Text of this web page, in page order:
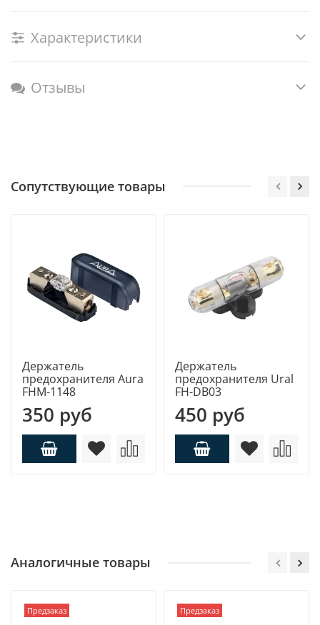
Характеристики
Отзывы
Сопутствующие товары
Держатель
предохранителя Aura
FHM-1148
350 руб
Держатель
предохранителя Ural
FH-DB03
450 руб
Аналогичные товары
Предзаказ Предзаказ